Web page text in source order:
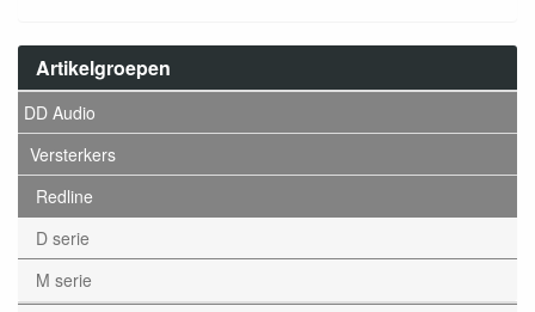
Artikelgroepen
DD Audio
Versterkers
Redline
D serie
M serie